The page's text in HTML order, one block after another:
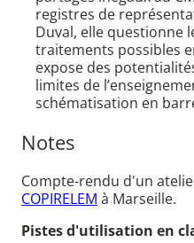
registres de
Duval, elle questionne
traitements possibles
expose des
limites de
schématisation en
Notes
Compte-rendu d'un
COPIRELEM à Marseille.
Pistes d'utilisation en